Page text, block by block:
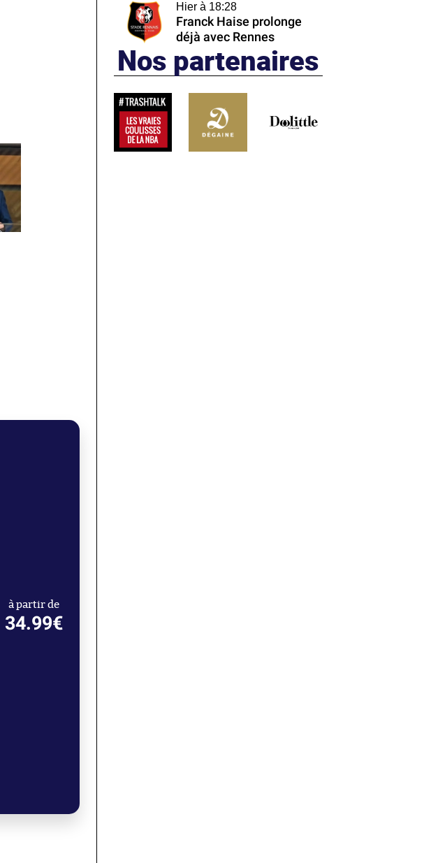
à partir de
34.99€
Hier à 18:28
Franck Haise prolonge
déjà avec Rennes
Nos partenaires